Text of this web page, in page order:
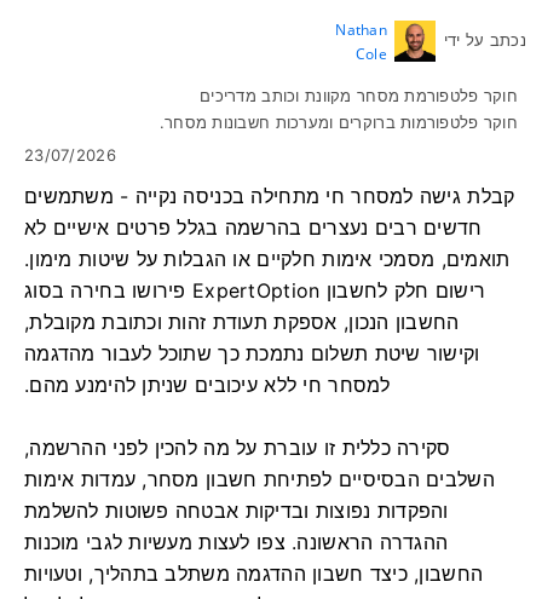
נכתב על ידי
Nathan
Cole
חוקר פלטפורמת מסחר מקוונת וכותב מדריכים
חוקר פלטפורמות ברוקרים ומערכות חשבונות מסחר.
23/07/2026
קבלת גישה למסחר חי מתחילה בכניסה נקייה - משתמשים
חדשים רבים נעצרים בהרשמה בגלל פרטים אישיים לא
תואמים, מסמכי אימות חלקיים או הגבלות על שיטות מימון.
רישום חלק לחשבון ExpertOption פירושו בחירה בסוג
החשבון הנכון, אספקת תעודת זהות וכתובת מקובלת,
וקישור שיטת תשלום נתמכת כך שתוכל לעבור מהדגמה
למסחר חי ללא עיכובים שניתן להימנע מהם.
סקירה כללית זו עוברת על מה להכין לפני ההרשמה,
השלבים הבסיסיים לפתיחת חשבון מסחר, עמדות אימות
והפקדות נפוצות ובדיקות אבטחה פשוטות להשלמת
ההגדרה הראשונה. צפו לעצות מעשיות לגבי מוכנות
החשבון, כיצד חשבון ההדגמה משתלב בתהליך, וטעויות